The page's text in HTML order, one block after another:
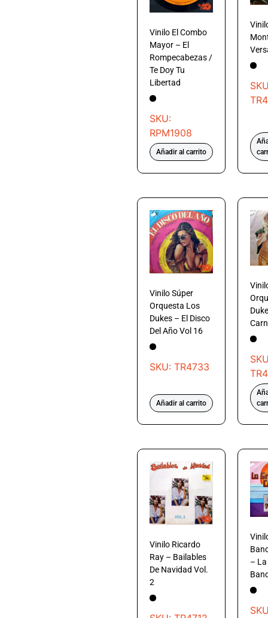
Vinilo El Combo
Mayor – El
Rompecabezas /
Te Doy Tu
Libertad
SKU:
RPM1908
Añadir al carrito
Vinilo Súper
Orquesta Los
Dukes – El Disco
Del Año Vol 16
SKU: TR4733
Añadir al carrito
Vinilo Ricardo
Ray – Bailables
De Navidad Vol.
2
–